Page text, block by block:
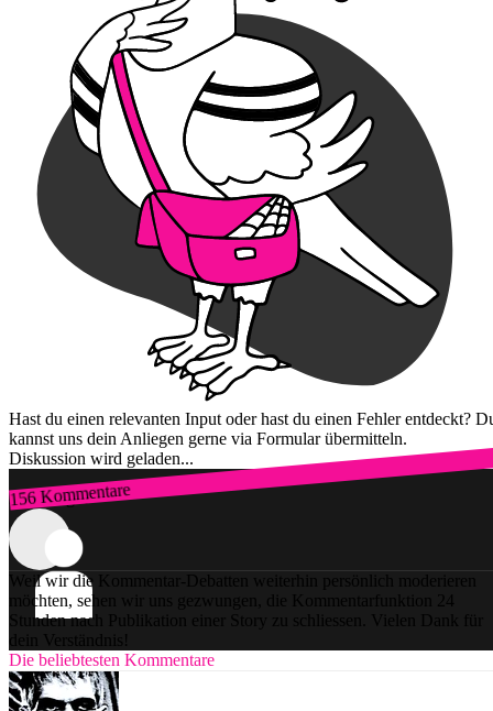
Hast du einen relevanten Input oder hast du einen Fehler entdeckt?
kannst uns dein Anliegen gerne via Formular übermitteln.
Diskussion wird geladen...
156 Kommentare
Zum Login
Weil wir die Kommentar-Debatten weiterhin persönlich moderieren
möchten, sehen wir uns gezwungen, die Kommentarfunktion 24
Stunden nach Publikation einer Story zu schliessen. Vielen Dank für
dein Verständnis!
Die beliebtesten Kommentare